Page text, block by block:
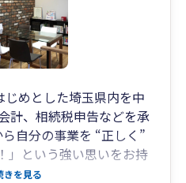
めとした埼玉県内を中
計、相続税申告などを承
自分の事業を “正しく”
」という強い思いをお持
れる方、大歓迎です！
きを見る